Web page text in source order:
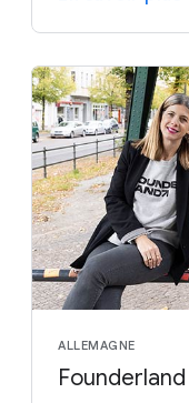
ALLEMAGNE
Founderland